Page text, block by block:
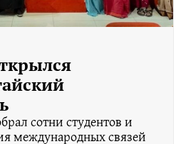
сотни студентов и
международных связей